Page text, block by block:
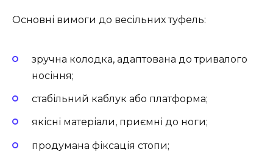
Основні вимоги до весільних туфель:
зручна колодка, адаптована до тривалого
носіння;
стабільний каблук або платформа;
якісні матеріали, приємні до ноги;
продумана фіксація стопи;